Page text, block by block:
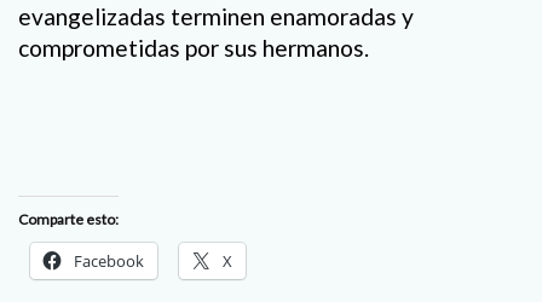
evangelizadas terminen enamoradas y
comprometidas por sus hermanos.
Comparte esto:
Facebook X